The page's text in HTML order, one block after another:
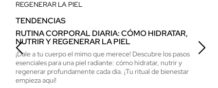
TENDENCIAS
RUTINA CORPORAL DIARIA: CÓMO HIDRATAR,
NUTRIR Y REGENERAR LA PIEL
¡Dale a tu cuerpo el mimo que merece! Descubre los pasos
esenciales para una piel radiante: cómo hidratar, nutrir y
regenerar profundamente cada día. ¡Tu ritual de bienestar
empieza aquí!